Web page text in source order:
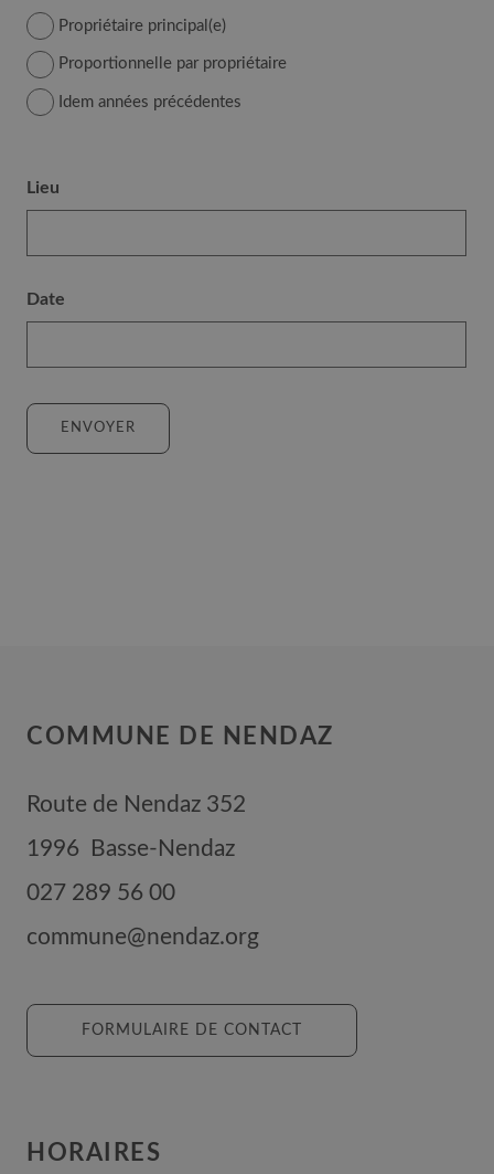
dessus
sont
conformes
à
la
que
communiqué
à
de
Nendaz.
Propriétaire principal(e)
Proportionnelle par propriétaire
Idem années précédentes
Lieu
Date
ENVOYER
COMMUNE DE NENDAZ
Route de Nendaz 352
1996
Basse-Nendaz
027 289 56 00
commune@nendaz.org
FORMULAIRE DE CONTACT
HORAIRES